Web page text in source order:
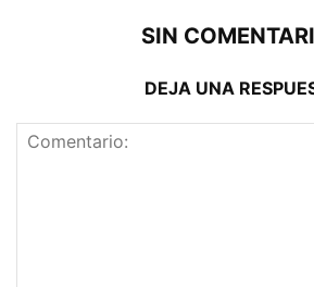
SIN
DEJA UNA